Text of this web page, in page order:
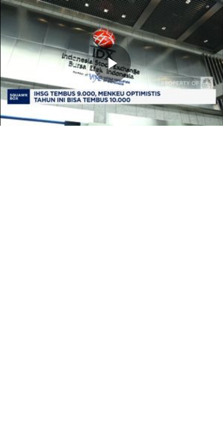
Memutarkan
Video